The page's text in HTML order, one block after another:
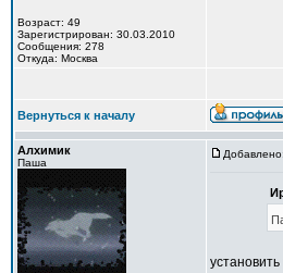
Возраст: 49
Зарегистрирован: 30.03.2010
Сообщения: 278
Откуда: Москва
Вернуться к началу
Алхимик
Паша